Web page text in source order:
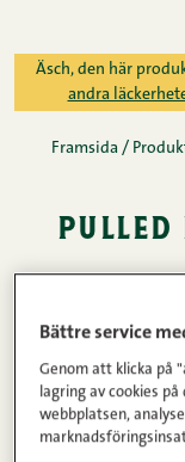
Äsch, den här
andra
Framsida /
pulled
En lång
pulled pork för
tänkbara
kan användas
Bättre service
Genom att klicka på
lagring av cookies
webbplatsen,